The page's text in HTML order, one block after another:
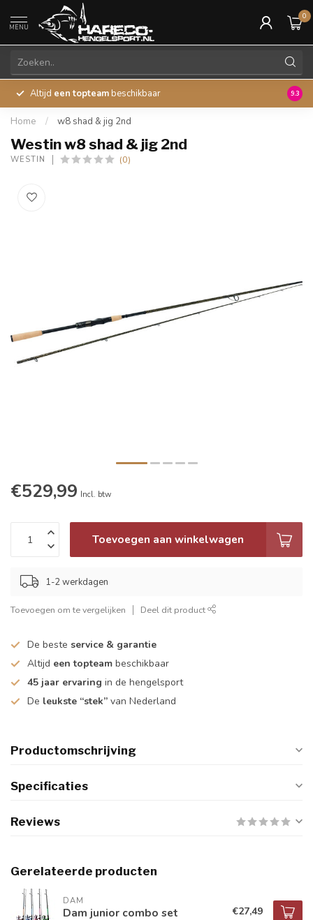
MENU
0
Altijd een topteam beschikbaar 45
9.3
Home / w8 shad & jig 2nd
Westin w8 shad & jig 2nd
WESTIN (0)
€529,99 Incl. btw
Toevoegen aan winkelwagen
1-2 werkdagen
Toevoegen om te vergelijken Deel dit product
De beste service & garantie
Altijd een topteam beschikbaar
45 jaar ervaring in de hengelsport
De leukste “stek” van Nederland
Productomschrijving
Specificaties
Reviews
Gerelateerde producten
DAM
Dam junior combo set €27,49